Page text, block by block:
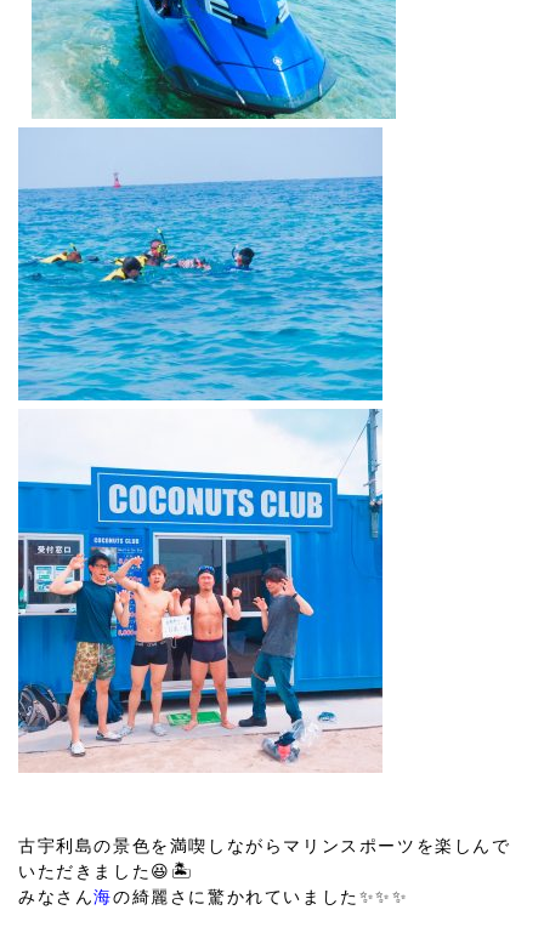
古宇利島の景色を満喫しながらマリンスポーツを楽しんで
いただきました😆🏝
みなさん海の綺麗さに驚かれていました✨✨✨